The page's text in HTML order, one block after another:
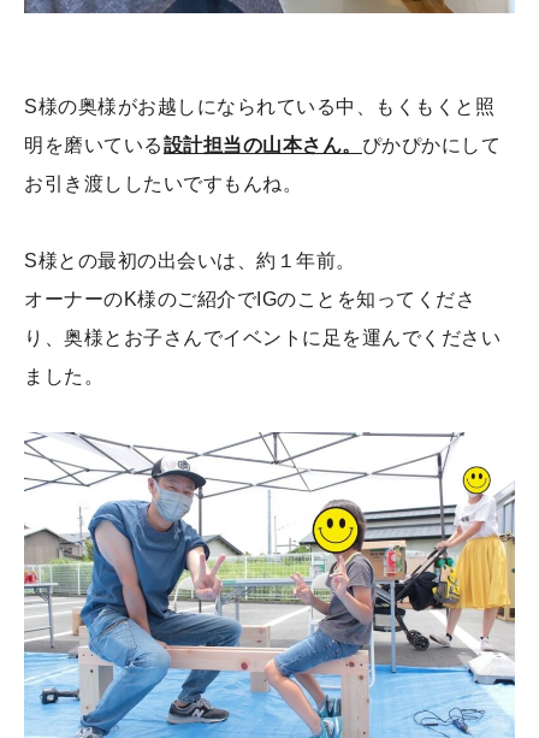
S様の奥様がお越しになられている中、もくもくと照
明を磨いている設計担当の山本さん。 ぴかぴかにして
お引き渡ししたいですもんね。
S様との最初の出会いは、約１年前。
オーナーのK様のご紹介でIGのことを知ってくださ
り、奥様とお子さんでイベントに足を運んでください
ました。